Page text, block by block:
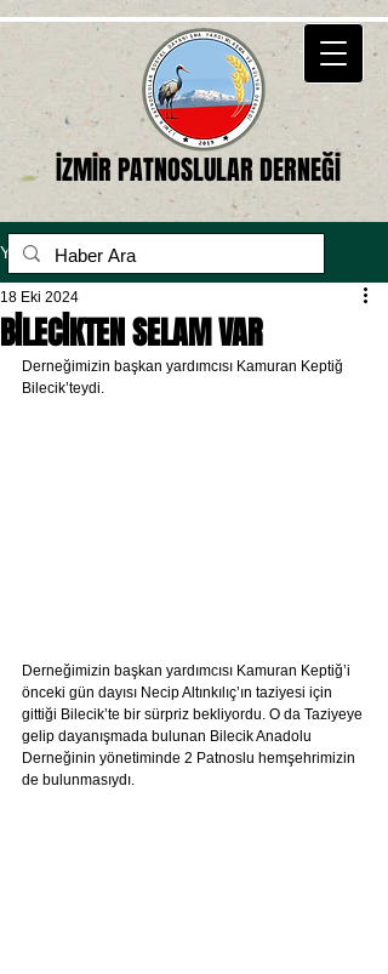
İZMİR PATNOSLULAR DERNEĞİ
Yazı
BİLECİKTEN SELAM VAR
18 Eki 2024
Derneğimizin başkan yardımcısı Kamuran Keptiğ
Bilecik’teydi.
Derneğimizin başkan yardımcısı Kamuran Keptiğ’i
önceki gün dayısı Necip Altınkılıç’ın taziyesi için
gittiği Bilecik’te bir sürpriz bekliyordu. O da Taziyeye
gelip dayanışmada bulunan Bilecik Anadolu
Derneğinin yönetiminde 2 Patnoslu hemşehrimizin
de bulunmasıydı.